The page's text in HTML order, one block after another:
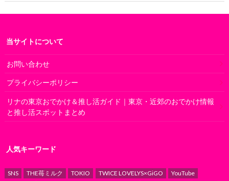
当サイトについて
お問い合わせ
プライバシーポリシー
リナの東京おでかけ＆推し活ガイド｜東京・近郊のおでかけ情報
と推し活スポットまとめ
人気キーワード
SNS THE苺ミルク TOKIO TWICE LOVELYS×GiGO
YouTube